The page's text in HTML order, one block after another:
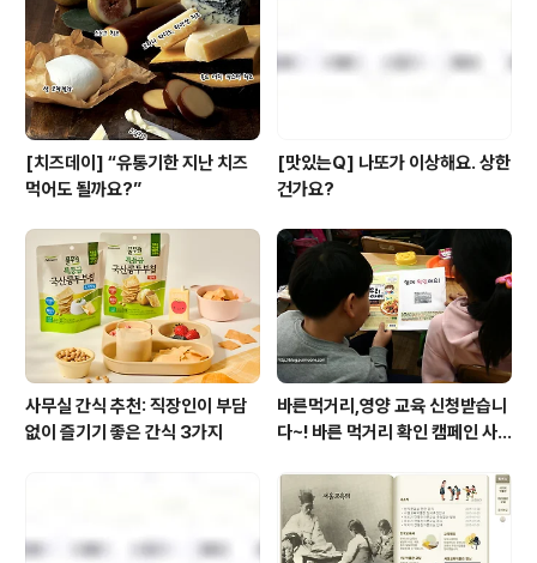
[치즈데이] “유통기한 지난 치즈
먹어도 될까요?”
[맛있는Q] 나또가 이상해요. 상한
건가요?
사무실 간식 추천: 직장인이 부담
없이 즐기기 좋은 간식 3가지
바른먹거리,영양 교육 신청받습니
다~! 바른 먹거리 확인 캠페인 사